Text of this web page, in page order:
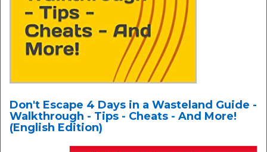
Don't Escape 4 Days in a Wasteland Guide -
Walkthrough - Tips - Cheats - And More!
(English Edition)